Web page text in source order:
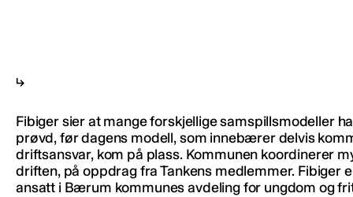
Fibiger sier at mange forskjellige samspillsmodeller
prøvd, før dagens modell, som innebærer delvis
driftsansvar, kom på plass. Kommunen koordinerer
driften, på oppdrag fra Tankens medlemmer. Fibiger
ansatt i Bærum kommunes avdeling for ungdom og